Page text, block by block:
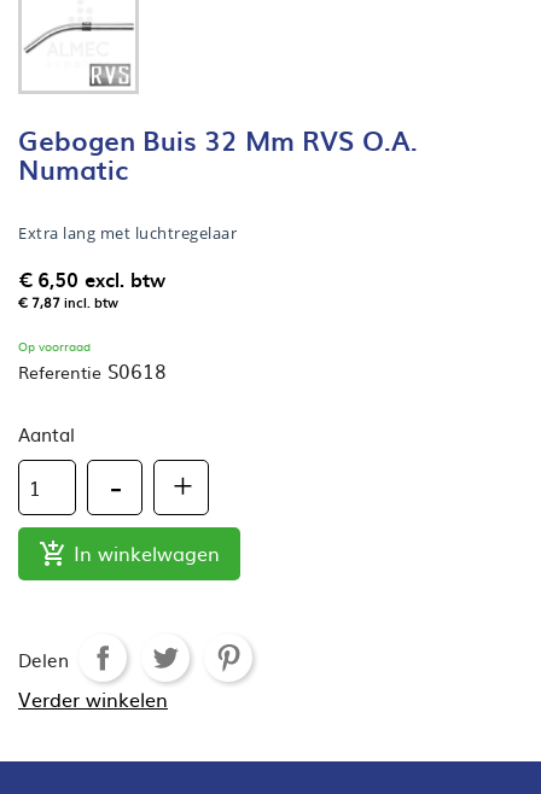
Gebogen Buis 32 Mm RVS O.a.
Numatic
Extra lang met luchtregelaar
€ 6,50 excl. btw
€ 7,87incl. btw
Op voorraad
Referentie S0618
Aantal
 In winkelwagen
Delen
Verder winkelen